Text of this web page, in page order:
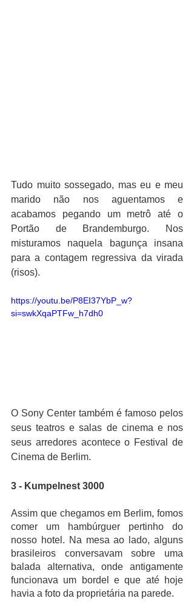
Tudo muito sossegado, mas eu e meu
marido não nos aguentamos e
acabamos pegando um metrô até o
Portão de Brandemburgo. Nos
misturamos naquela bagunça insana
para a contagem regressiva da virada
(risos).
https://youtu.be/P8EI37YbP_w?
si=swkXqaPTFw_h7dh0
O Sony Center também é famoso pelos
seus teatros e salas de cinema e nos
seus arredores acontece o Festival de
Cinema de Berlim.
3 - Kumpelnest 3000
Assim que chegamos em Berlim, fomos
comer um hambúrguer pertinho do
nosso hotel. Na mesa ao lado, alguns
brasileiros conversavam sobre uma
balada alternativa, onde antigamente
funcionava um bordel e que até hoje
havia a foto da proprietária na parede.